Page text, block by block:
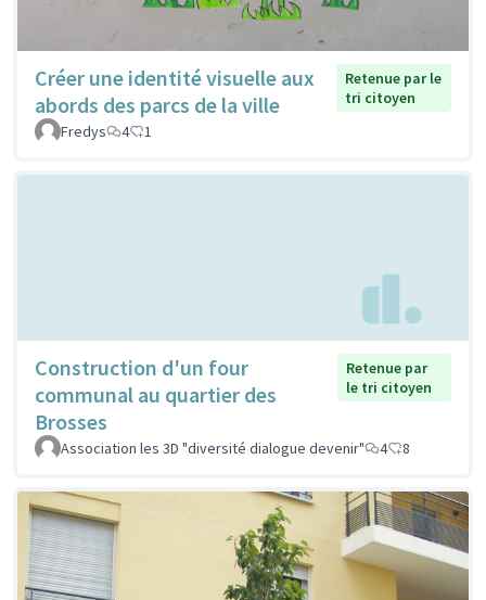
Créer une identité visuelle aux
abords des parcs de la ville
Retenue par le
tri citoyen
Fredys
4 1
Construction d'un four
communal au quartier des
Brosses
Retenue par
le tri citoyen
Association les 3D "diversité dialogue devenir" 4 8